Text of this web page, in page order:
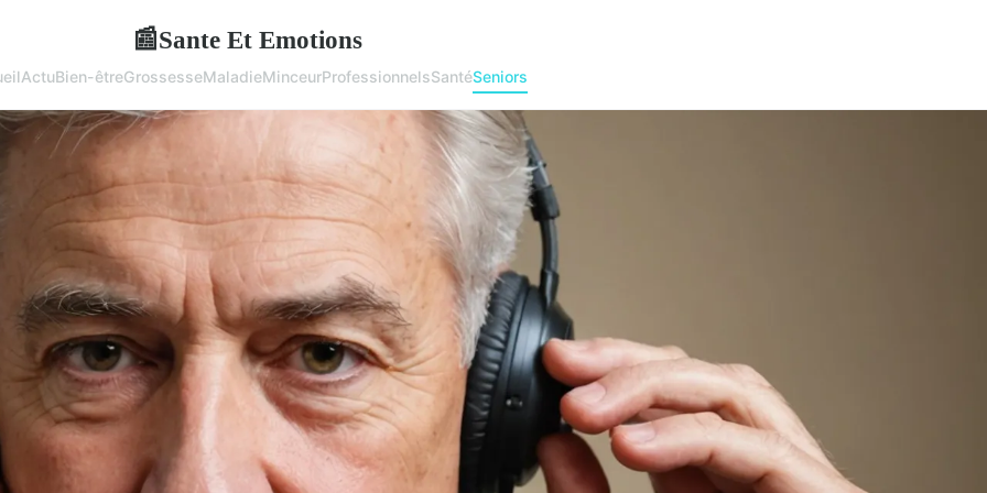
📰Sante Et Emotions
ActuBien-êtreGrossesseMaladieMinceurProfessionnelsSantéSeniors